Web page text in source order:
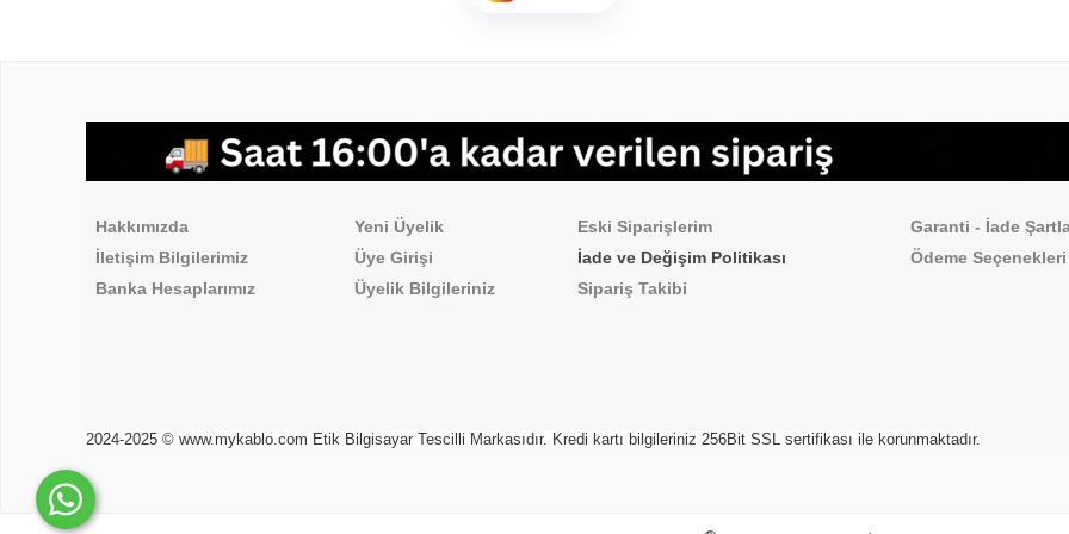
Hakkımızda Sipariş İşlemleri
Hakkımızda Yeni Üyelik Eski Siparişlerim
Garanti - İade
İletişim Bilgilerimiz
Üye Girişi İade ve Değişim Politikası Ödeme Seçenekleri
Banka Hesaplarımız
Üyelik Bilgileriniz Sipariş Takibi
2024-2025 © www.mykablo.com Etik Bilgisayar Tescilli Markasıdır. Kredi kartı bilgileriniz 256Bit SSL sertifikası ile korunmaktadır.